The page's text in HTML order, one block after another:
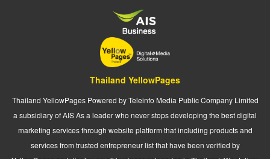
Thailand YellowPages
Thailand YellowPages Powered by Teleinfo Media Public Company Limited
a subsidiary of AIS As a leader who never stops developing the best digital
marketing services through website platform that including products and
services from trusted entrepreneur list that have been verified by